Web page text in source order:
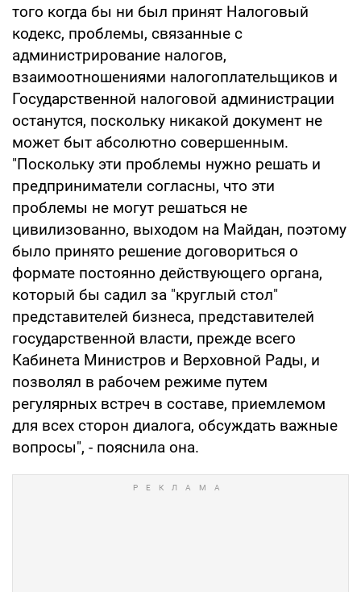
того когда бы ни был принят Налоговый
кодекс, проблемы, связанные с
администрирование налогов,
взаимоотношениями налогоплательщиков и
Государственной налоговой администрации
останутся, поскольку никакой документ не
может быт абсолютно совершенным.
"Поскольку эти проблемы нужно решать и
предприниматели согласны, что эти
проблемы не могут решаться не
цивилизованно, выходом на Майдан, поэтому
было принято решение договориться о
формате постоянно действующего органа,
который бы садил за "круглый стол"
представителей бизнеса, представителей
государственной власти, прежде всего
Кабинета Министров и Верховной Рады, и
позволял в рабочем режиме путем
регулярных встреч в составе, приемлемом
для всех сторон диалога, обсуждать важные
вопросы", - пояснила она.